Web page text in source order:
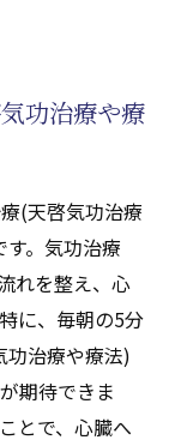
功治療や療
(天啓気功治療
。気功治療
れを整え、心
に、毎朝の5分
功治療や療法)
期待できま
とで、心臓へ